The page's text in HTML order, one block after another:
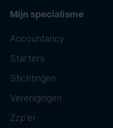
Mijn specialisme
Accountancy
Starters
Stichtingen
Verenigingen
Zzp'er